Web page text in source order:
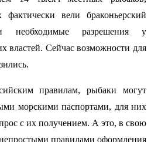
вели браконьерский
необходимые разрешения у
властей. Сейчас возможности для
правилам, рыбаки могут
морскими паспортами, для них
с их получением. А это, в свою
непростыми правилами оформления